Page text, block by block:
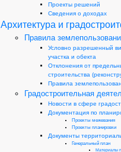
Проекты решений
Сведения о доходах
Архитектура и
Правила
Условно разрешенный
участка и обекта
Отклонения от
строительства
Правила
Градостроительная
Новости в сфере
Документация по
Проекты межевания
Проекты планировки
Документы
Генеральный план
Материалы